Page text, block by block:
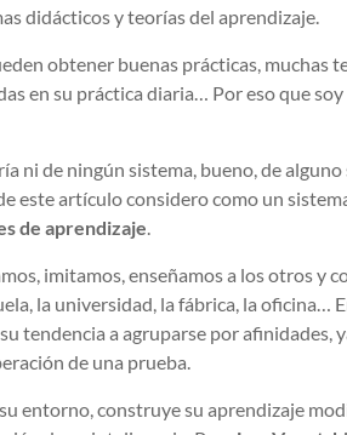
didácticos y teorías del aprendizaje.
obtener buenas prácticas, muchas
en su práctica diaria… Por eso que
ni de ningún sistema, bueno, de alguno
este artículo considero como un
de aprendizaje.
imitamos, enseñamos a los otros y
la universidad, la fábrica, la oficina…
tendencia a agruparse por afinidades,
de una prueba.
entorno, construye su aprendizaje